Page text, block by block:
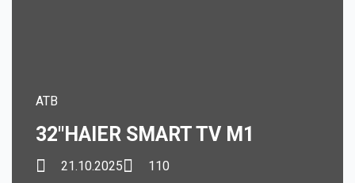
ATB
32"HAIER SMART TV M1
21.10.2025 110